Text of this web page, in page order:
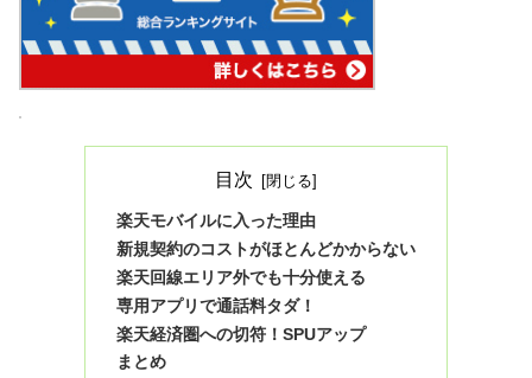
目次
楽天モバイルに入った理由
新規契約のコストがほとんどかからない
楽天回線エリア外でも十分使える
専用アプリで通話料タダ！
楽天経済圏への切符！SPUアップ
まとめ